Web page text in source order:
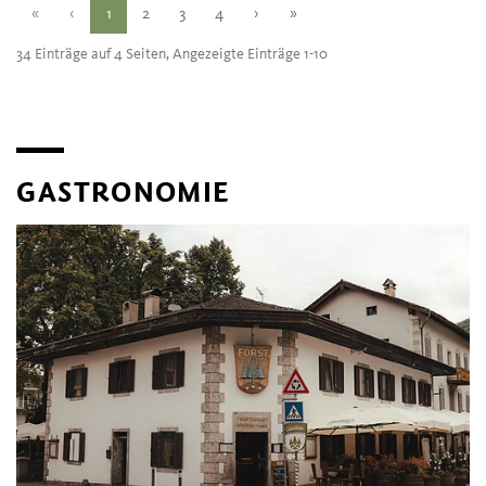
« ‹ 1 2 3 4 › »
34 Einträge auf 4 Seiten, Angezeigte Einträge 1-10
GASTRONOMIE